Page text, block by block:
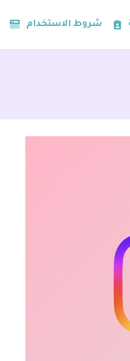
شروط الاستخدام